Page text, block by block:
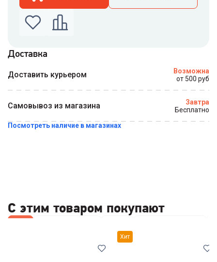
связаться с вами
Доставка
Доставить курьером
Возможна
от 500 руб
Самовывоз из магазина
Завтра
Бесплатно
Посмотреть наличие в магазинах
С этим товаром покупают
Хит